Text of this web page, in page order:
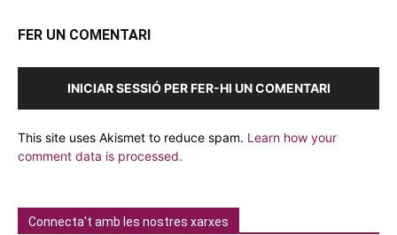
FER UN COMENTARI
INICIAR SESSIÓ PER FER-HI UN COMENTARI
This site uses Akismet to reduce spam. Learn how your
comment data is processed.
Connecta't amb les nostres xarxes